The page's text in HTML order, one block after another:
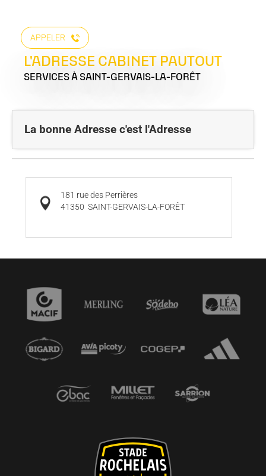
APPELER
L'ADRESSE CABINET PAUTOUT
SERVICES À SAINT-GERVAIS-LA-FORÊT
La bonne Adresse c'est l'Adresse
181 rue des Perrières
41350 SAINT-GERVAIS-LA-FORÊT